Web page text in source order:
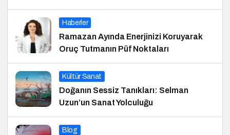
Haberler
Ramazan Ayında Enerjinizi Koruyarak
Oruç Tutmanın Püf Noktaları
Kültür Sanat
Doğanın Sessiz Tanıkları: Selman
Uzun’un Sanat Yolculuğu
Blog